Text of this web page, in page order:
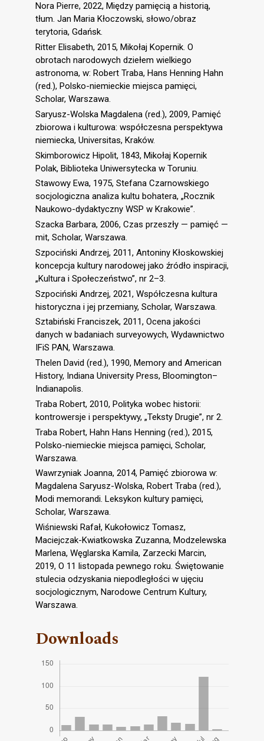
Nora Pierre, 2022, Między pamięcią a historią,
tłum. Jan Maria Kłoczowski, słowo/obraz
terytoria, Gdańsk.
Ritter Elisabeth, 2015, Mikołaj Kopernik. O
obrotach narodowych dziełem wielkiego
astronoma, w: Robert Traba, Hans Henning Hahn
(red.), Polsko-niemieckie miejsca pamięci,
Scholar, Warszawa.
Saryusz-Wolska Magdalena (red.), 2009, Pamięć
zbiorowa i kulturowa: współczesna perspektywa
niemiecka, Universitas, Kraków.
Skimborowicz Hipolit, 1843, Mikołaj Kopernik
Polak, Biblioteka Uniwersytecka w Toruniu.
Stawowy Ewa, 1975, Stefana Czarnowskiego
socjologiczna analiza kultu bohatera, „Rocznik
Naukowo-dydaktyczny WSP w Krakowie”.
Szacka Barbara, 2006, Czas przeszły — pamięć —
mit, Scholar, Warszawa.
Szpociński Andrzej, 2011, Antoniny Kłoskowskiej
koncepcja kultury narodowej jako źródło inspiracji,
„Kultura i Społeczeństwo”, nr 2–3.
Szpociński Andrzej, 2021, Współczesna kultura
historyczna i jej przemiany, Scholar, Warszawa.
Sztabiński Franciszek, 2011, Ocena jakości
danych w badaniach surveyowych, Wydawnictwo
IFiS PAN, Warszawa.
Thelen David (red.), 1990, Memory and American
History, Indiana University Press, Bloomington–
Indianapolis.
Traba Robert, 2010, Polityka wobec historii:
kontrowersje i perspektywy, „Teksty Drugie”, nr 2.
Traba Robert, Hahn Hans Henning (red.), 2015,
Polsko-niemieckie miejsca pamięci, Scholar,
Warszawa.
Wawrzyniak Joanna, 2014, Pamięć zbiorowa w:
Magdalena Saryusz-Wolska, Robert Traba (red.),
Modi memorandi. Leksykon kultury pamięci,
Scholar, Warszawa.
Wiśniewski Rafał, Kukołowicz Tomasz,
Maciejczak-Kwiatkowska Zuzanna, Modzelewska
Marlena, Węglarska Kamila, Zarzecki Marcin,
2019, O 11 listopada pewnego roku. Świętowanie
stulecia odzyskania niepodległości w ujęciu
socjologicznym, Narodowe Centrum Kultury,
Warszawa.
Downloads